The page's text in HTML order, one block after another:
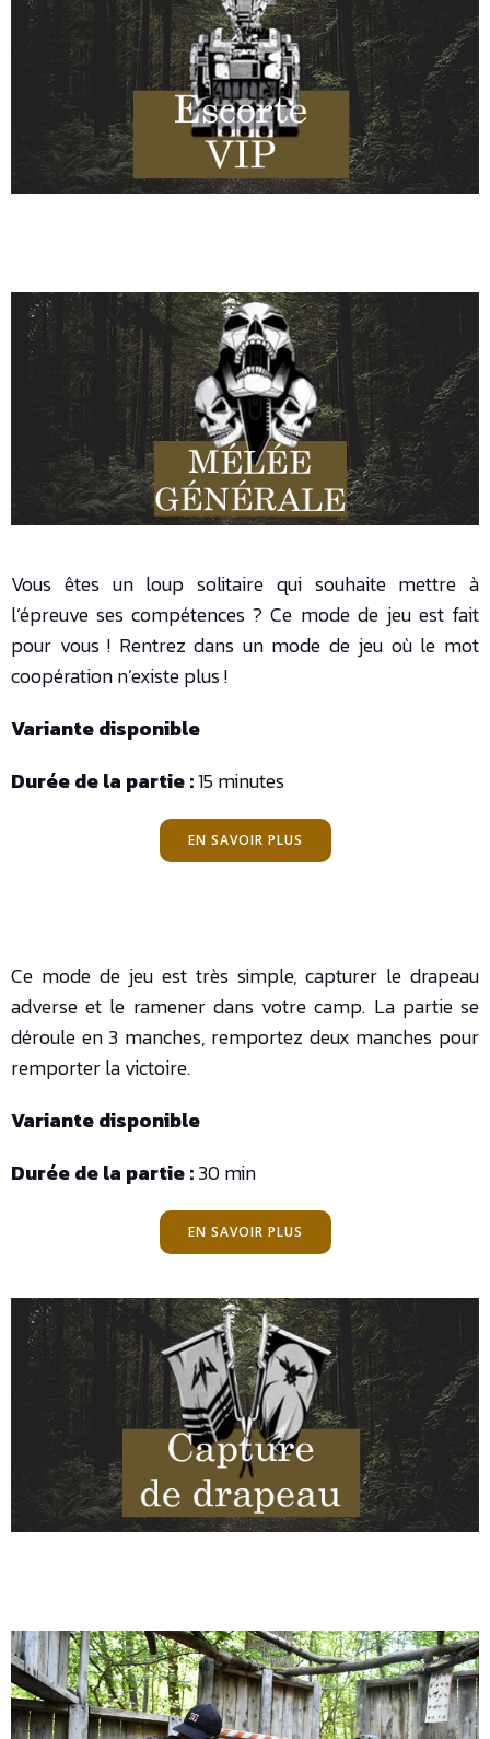
Vous êtes un loup solitaire qui souhaite mettre à
l’épreuve ses compétences ? Ce mode de jeu est fait
pour vous ! Rentrez dans un mode de jeu où le mot
coopération n’existe plus !
Variante disponible
Durée de la partie :15 minutes
EN SAVOIR PLUS
Ce mode de jeu est très simple, capturer le drapeau
adverse et le ramener dans votre camp. La partie se
déroule en 3 manches, remportez deux manches pour
remporter la victoire.
Variante disponible
Durée de la partie :30 min
EN SAVOIR PLUS